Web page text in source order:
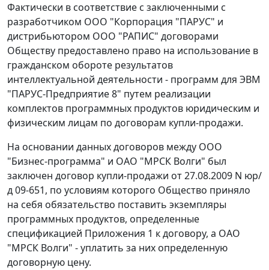
Фактически в соответствие с заключенными с
разработчиком ООО "Корпорация "ПАРУС" и
дистрибьютором ООО "РАПИС" договорами
Обществу предоставлено право на использование в
гражданском обороте результатов
интеллектуальной деятельности - программ для ЭВМ
"ПАРУС-Предприятие 8" путем реализации
комплектов программных продуктов юридическим и
физическим лицам по договорам купли-продажи.
На основании данных договоров между ООО
"Бизнес-программа" и ОАО "МРСК Волги" был
заключен договор купли-продажи от 27.08.2009 N юр/
д 09-651, по условиям которого Общество приняло
на себя обязательство поставить экземпляры
программных продуктов, определенные
спецификацией Приложения 1 к договору, а ОАО
"МРСК Волги" - уплатить за них определенную
договорную цену.